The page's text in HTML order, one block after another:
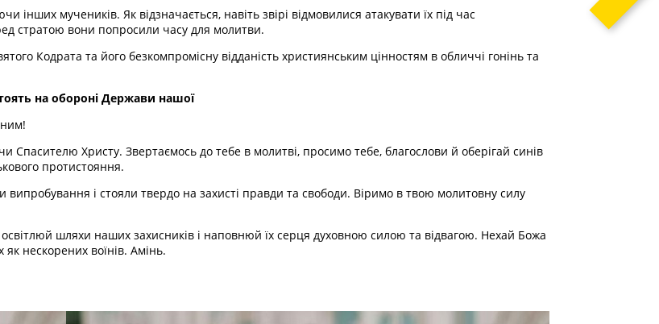
інших мучеників. Як відзначається, навіть звірі відмовилися атакувати їх під час
стратою вони попросили часу для молитви.
Кодрата та його безкомпромісну відданість християнським цінностям в обличчі гонінь та
на обороні Держави нашої
Христу. Звертаємось до тебе в молитві, просимо тебе, благослови й оберігай синів
протистояння.
і стояли твердо на захисті правди та свободи. Віримо в твою молитовну силу
шляхи наших захисників і наповнюй їх серця духовною силою та відвагою. Нехай Божа
нескорених воїнів. Амінь.